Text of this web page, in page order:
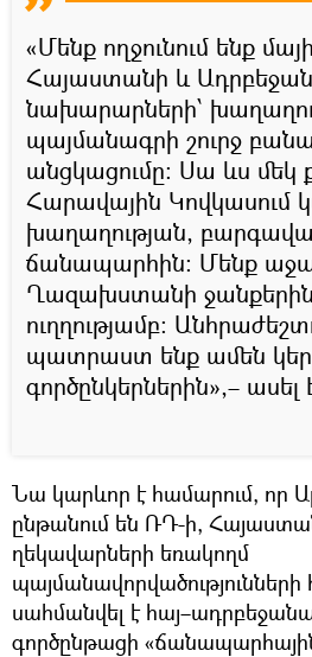
«Մենք ողջունում ենք
Հայաստանի և
նախարարների՝
պայմանագրի շուրջ
անցկացումը։ Սա ևս մեկ
Հարավային Կովկասում
խաղաղության,
ճանապարհին։ Մենք
Ղազախստանի
ուղղությամբ։
պատրաստ ենք ամեն
գործընկերներին»,–
Նա կարևոր է համարում, որ
ընթանում են ՌԴ-ի,
ղեկավարների եռակողմ
սահմանվել է
գործընթացի